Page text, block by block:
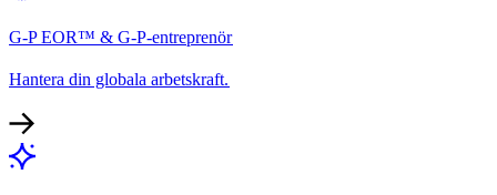
G-P EOR™ & G-P-entreprenör​​
Hantera din globala arbetskraft.​​